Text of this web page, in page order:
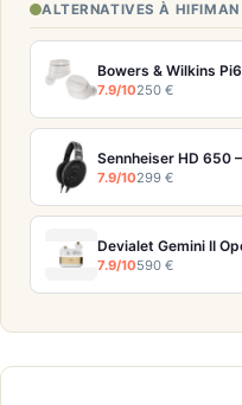
ALTERNATIVES À
Bowers & Wilkins
7.9/10250 €
Sennheiser HD 650
7.9/10299 €
Devialet Gemini II
7.9/10590 €